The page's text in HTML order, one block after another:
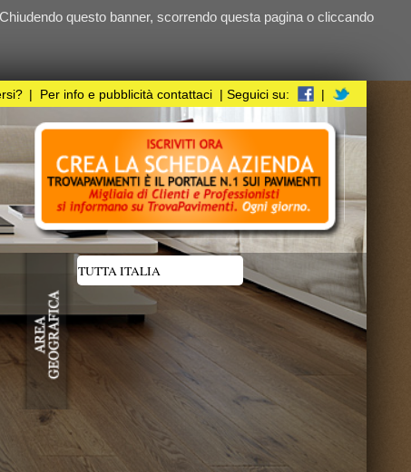
questa pagina o cliccando